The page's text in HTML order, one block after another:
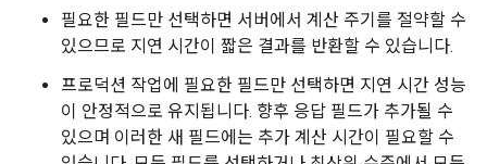
필요한 필드만 선택하면 서버에서 계산 주기를 절약할 수
있으므로 지연 시간이 짧은 결과를 반환할 수 있습니다.
프로덕션 작업에 필요한 필드만 선택하면 지연 시간 성능
이 안정적으로 유지됩니다. 향후 응답 필드가 추가될 수
있으며 이러한 새 필드에는 추가 계산 시간이 필요할 수